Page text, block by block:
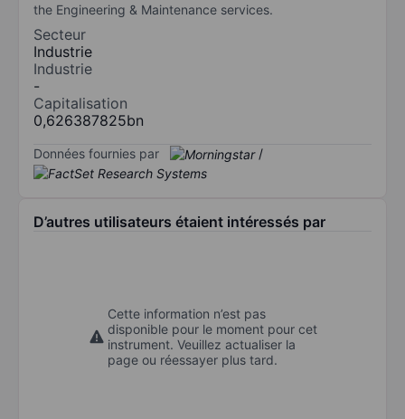
the Engineering & Maintenance services.
Secteur
Industrie
Industrie
-
Capitalisation
0,626387825bn
Données fournies par /
D’autres utilisateurs étaient intéressés par
Cette information n’est pas
disponible pour le moment pour cet
instrument. Veuillez actualiser la
page ou réessayer plus tard.